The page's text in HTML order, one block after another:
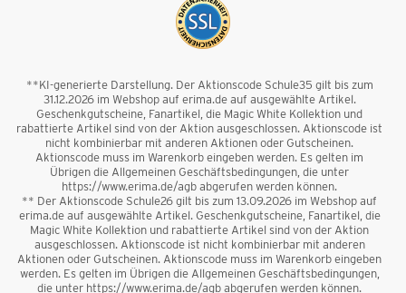
**KI-generierte Darstellung. Der Aktionscode Schule35 gilt bis zum
31.12.2026 im Webshop auf erima.de auf ausgewählte Artikel.
Geschenkgutscheine, Fanartikel, die Magic White Kollektion und
rabattierte Artikel sind von der Aktion ausgeschlossen. Aktionscode ist
nicht kombinierbar mit anderen Aktionen oder Gutscheinen.
Aktionscode muss im Warenkorb eingeben werden. Es gelten im
Übrigen die Allgemeinen Geschäftsbedingungen, die unter
https://www.erima.de/agb abgerufen werden können.
** Der Aktionscode Schule26 gilt bis zum 13.09.2026 im Webshop auf
erima.de auf ausgewählte Artikel. Geschenkgutscheine, Fanartikel, die
Magic White Kollektion und rabattierte Artikel sind von der Aktion
ausgeschlossen. Aktionscode ist nicht kombinierbar mit anderen
Aktionen oder Gutscheinen. Aktionscode muss im Warenkorb eingeben
werden. Es gelten im Übrigen die Allgemeinen Geschäftsbedingungen,
die unter https://www.erima.de/agb abgerufen werden können.